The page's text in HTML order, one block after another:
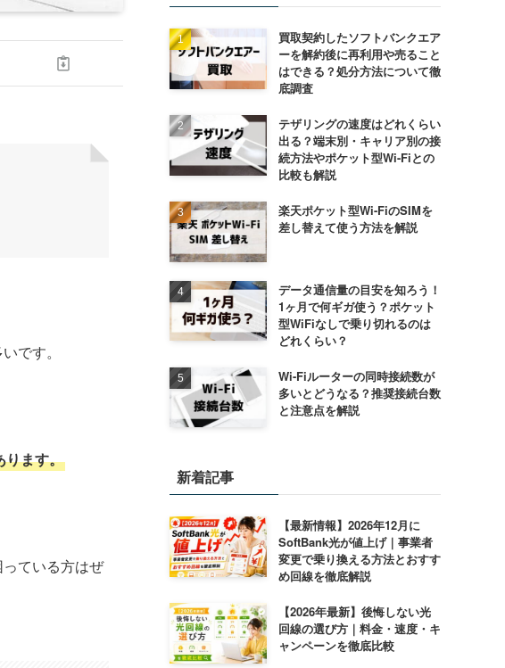
です。
ります。
ている方はぜ
買取契約したソフトバンクエア
ーを解約後に再利用や売ること
はできる？処分方法について徹
底調査
テザリングの速度はどれくらい
出る？端末別・キャリア別の接
続方法やポケット型Wi-Fiとの
比較も解説
楽天ポケット型Wi-FiのSIMを
差し替えて使う方法を解説
データ通信量の目安を知ろう！
1ヶ月で何ギガ使う？ポケット
型WiFiなしで乗り切れるのは
どれくらい？
Wi-Fiルーターの同時接続数が
多いとどうなる？推奨接続台数
と注意点を解説
新着記事
【最新情報】2026年12月に
SoftBank光が値上げ｜事業者
変更で乗り換える方法とおすす
め回線を徹底解説
【2026年最新】後悔しない光
回線の選び方｜料金・速度・キ
ャンペーンを徹底比較